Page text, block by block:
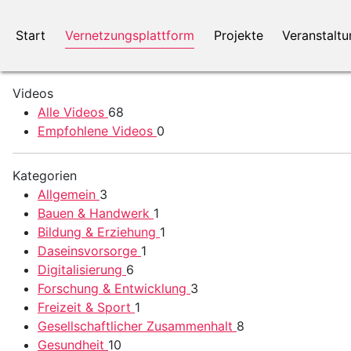
Start Vernetzungsplattform Projekte
Videos
Alle Videos 68
Empfohlene Videos 0
Kategorien
Allgemein 3
Bauen & Handwerk 1
Bildung & Erziehung 1
Daseinsvorsorge 1
Digitalisierung 6
Forschung & Entwicklung 3
Freizeit & Sport 1
Gesellschaftlicher Zusammenhalt 8
Gesundheit 10